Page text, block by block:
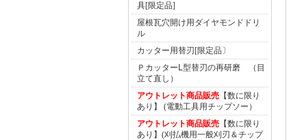
具[限定品]
屋根瓦穴開け用ダイヤモンドドリ
ル
カッター用替刃[限定品〕
ＰカッターⅬ型替刃の再研磨 （目
立て直し）
アウトレット商品販売 【数に限り
あり】 (電動工具用チップソー）
アウトレット商品販売 【数に限り
あり】(刈払機用一般刈刃＆チップ